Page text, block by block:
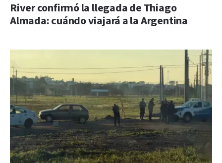
River confirmó la llegada de Thiago
Almada: cuándo viajará a la Argentina